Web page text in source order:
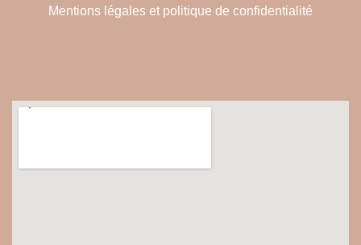
Mentions légales et politique de confidentialité